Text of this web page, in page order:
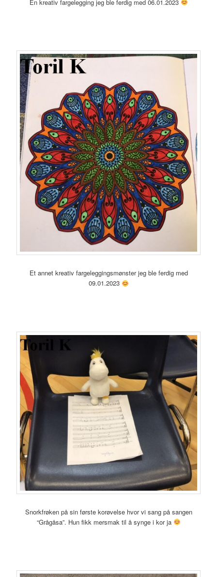
En kreativ fargelegging jeg ble ferdig med 06.01.2023
Et annet kreativ fargeleggingsmønster jeg ble ferdig med
09.01.2023
Snorkfrøken på sin første korøvelse hvor vi sang på sangen
“Grågåsa”. Hun fikk mersmak til å synge i kor ja